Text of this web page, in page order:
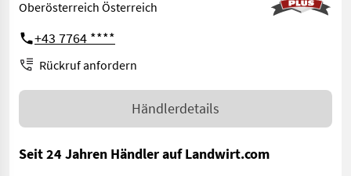
Oberösterreich Österreich
+43 7764 ****
Rückruf anfordern
Händlerdetails
Seit 24 Jahren Händler auf Landwirt.com